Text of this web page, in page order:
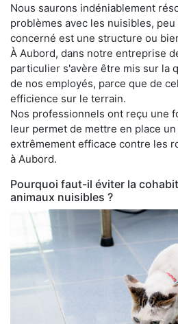
Nous saurons indéniablement
problèmes avec les nuisibles,
concerné est une structure ou
À Aubord, dans notre entreprise
particulier s'avère être mis sur la
de nos employés, parce que de
efficience sur le terrain.
Nos professionnels ont reçu une
leur permet de mettre en place
extrêmement efficace contre les
à Aubord.
Pourquoi faut-il éviter la
animaux nuisibles ?